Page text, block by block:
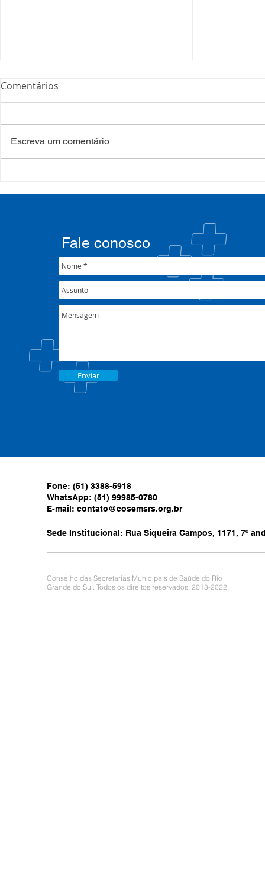
formação sobre saúde
crise climática
SETEC,
CIB/RS
Comentários
Escreva um comentário
Enviar
Fale conosco
Fone: (51) 3388-5918
WhatsApp: (51) 99985-0780
E-mail: contato@cosemsrs.org.br
Sede Institucional: Rua Siqueira Campos, 1171, 7º
Conselho das Secretarias Municipais de Saúde do Rio
Grande do Sul. Todos os direitos reservados. 2018-2022.